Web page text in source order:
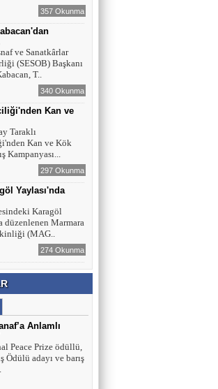
357 Okunma
ve Sanatkârlar
(SESOB) Başkanı
T..
340 Okunma
Kan ve
Taraklı
Kan ve Kök
Kampanyası...
297 Okunma
Yaylası'nda
Karagöl
düzenlenen Marmara
(MAG..
274 Okunma
Anlamlı
Peace Prize ödüllü,
Ödülü adayı ve barış